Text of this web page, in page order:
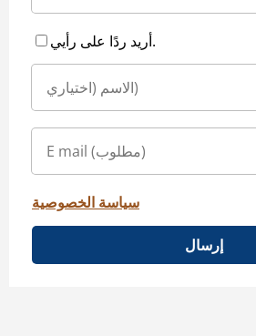
أريد ردًا على رأيي.
سياسة الخصوصية
إرسال